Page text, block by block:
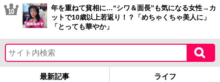
年を重ねて貧相に…“シワ＆面長”も気になる女性→カ
ットで10歳以上若返り！？「めちゃくちゃ美人に」
「とっても華やか」
最新記事 ライフ